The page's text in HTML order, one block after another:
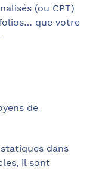
(ou CPT)
que votre
de
dans
il sont